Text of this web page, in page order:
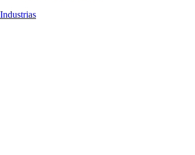
Industrias